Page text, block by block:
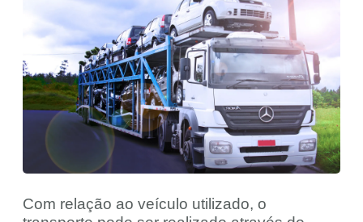
Com relação ao veículo utilizado, o